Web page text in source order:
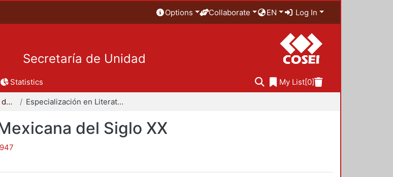
Options Collaborate EN Log In
Secretaría de Unidad
Statistics My List[0]
Coordinación Divisional de Posgrado Especialización en Literatura Mexicana del Siglo XX
del Siglo XX